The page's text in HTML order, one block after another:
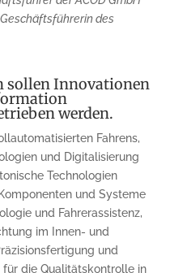
Geschäftsführerin des
sollen Innovationen
werden.
Fahrens,
und Digitalisierung
Technologien
und Systeme
und Fahrerassistenz,
im Innen- und
und
die Qualitätskontrolle in